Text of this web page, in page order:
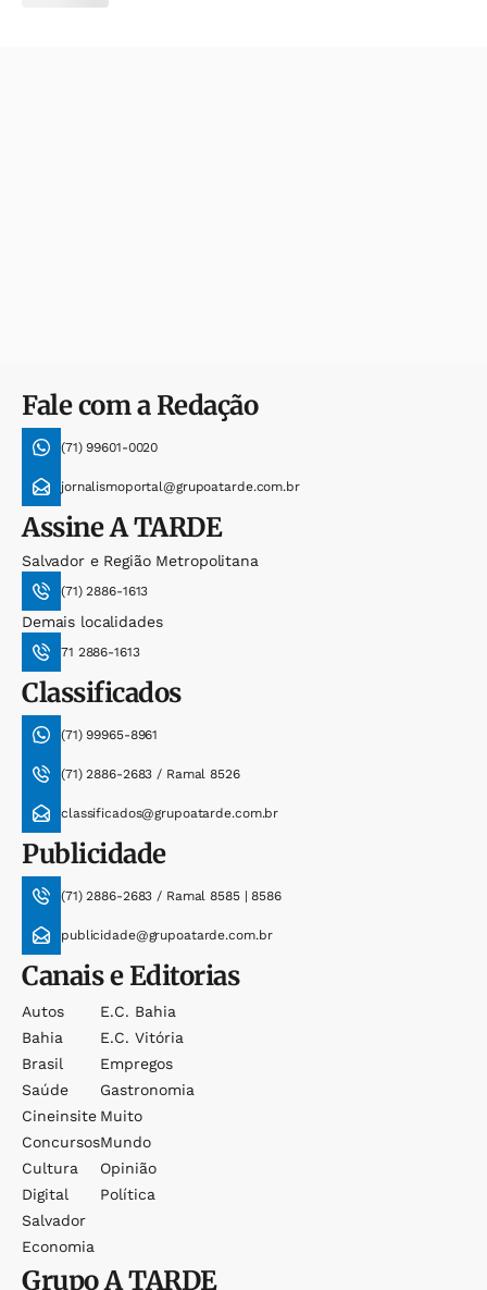
Fale com a Redação
(71) 99601-0020
jornalismoportal@grupoatarde.com.br
AssineA TARDE
Salvador e Região Metropolitana
(71) 2886-1613
Demais localidades
71 2886-1613
Classificados
(71) 99965-8961
(71) 2886-2683 / Ramal 8526
classificados@grupoatarde.com.br
Publicidade
(71) 2886-2683 / Ramal 8585 | 8586
publicidade@grupoatarde.com.br
Canais e Editorias
Autos
Bahia
Brasil
Saúde
Cineinsite
Concursos
Cultura
Digital
Salvador
Economia
E.c. Bahia
E.c. Vitória
Empregos
Gastronomia
Muito
Mundo
Opinião
Política
GrupoA TARDE